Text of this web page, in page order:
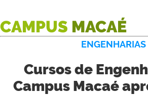
CAMPUS MACAÉ
ENGENHARIAS
Cursos de
Campus Macaé